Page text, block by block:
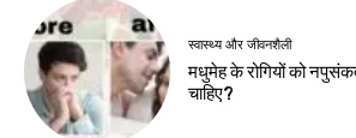
स्वास्थ्य और जीवनशैली
मधुमेह के रोगियों को
चाहिए?